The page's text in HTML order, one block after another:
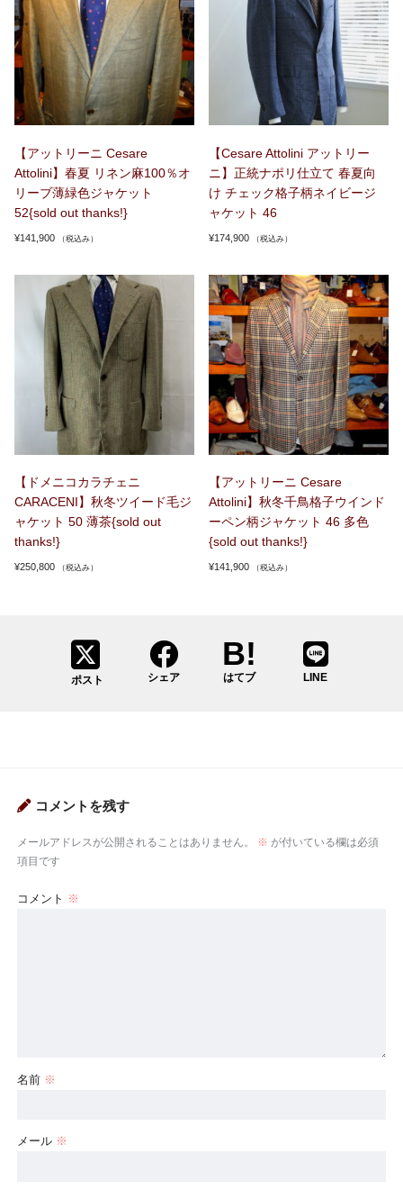
【アットリーニ Cesare
Attolini】春夏 リネン麻100％オ
リーブ薄緑色ジャケット
52{sold out thanks!}
¥141,900 （税込み）
【Cesare Attolini アットリー
ニ】正統ナポリ仕立て 春夏向
け チェック格子柄ネイビージ
ャケット 46
¥174,900 （税込み）
【ドメニコカラチェニ
CARACENI】秋冬ツイード毛ジ
ャケット 50 薄茶{sold out
thanks!}
¥250,800 （税込み）
【アットリーニ Cesare
Attolini】秋冬千鳥格子ウインド
ーペン柄ジャケット 46 多色
{sold out thanks!}
¥141,900 （税込み）
ポスト シェア はてブ LINE
コメントを残す
メールアドレスが公開されることはありません。 ※ が付いている欄は必須
項目です
コメント ※
名前 ※
メール ※